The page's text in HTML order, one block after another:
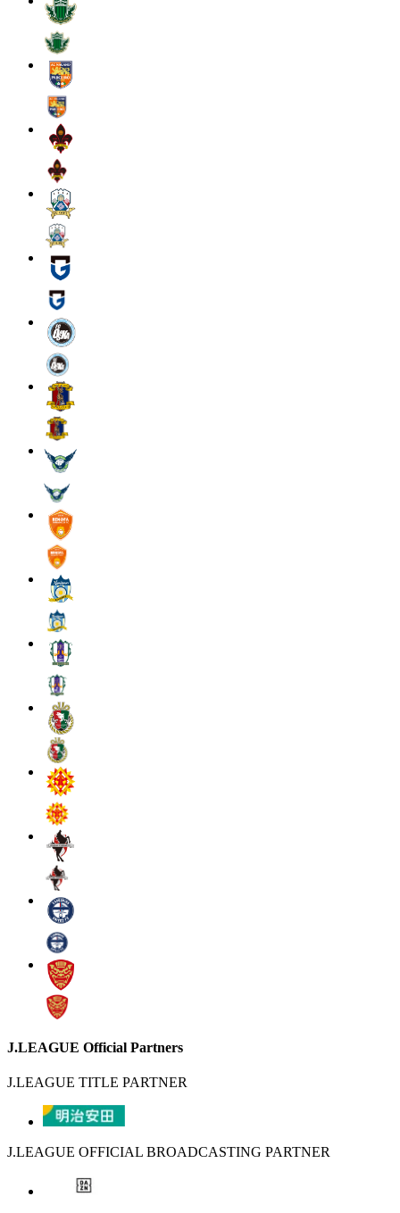
J.LEAGUE Official Partners
J.LEAGUE TITLE PARTNER
J.LEAGUE OFFICIAL BROADCASTING PARTNER